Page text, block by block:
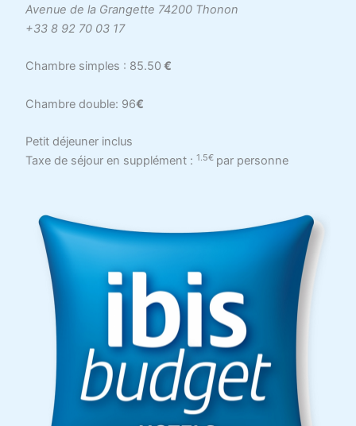
Avenue de la Grangette 74200 Thonon
+33 8 92 70 03 17
Chambre simples : 85.50€
Chambre double: 96€
Petit déjeuner inclus
Taxe de séjour en supplément :1.5€ par personne